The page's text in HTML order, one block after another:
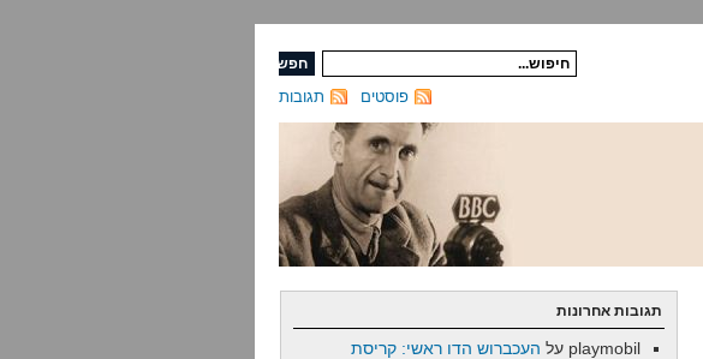
תגובות פוסטים
תגובות אחרונות
playmobil על העכברוש הדו ראשי: קריסת